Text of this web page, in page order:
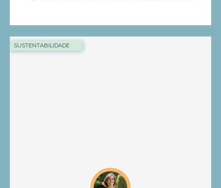
SUSTENTABILIDADE